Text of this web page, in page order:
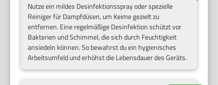
Nutze ein mildes Desinfektionsspray oder spezielle
Reiniger für Dampfdüsen, um Keime gezielt zu
entfernen. Eine regelmäßige Desinfektion schützt vor
Bakterien und Schimmel, die sich durch Feuchtigkeit
ansiedeln können. So bewahrst du ein hygienisches
Arbeitsumfeld und erhöhst die Lebensdauer des Geräts.